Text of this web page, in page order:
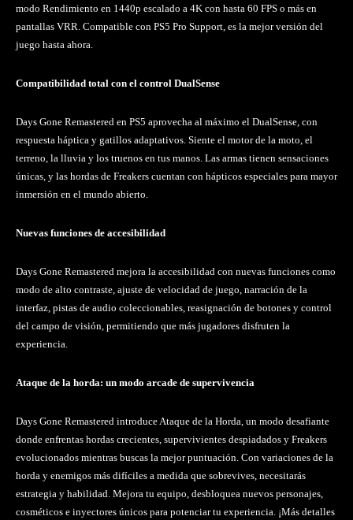
modo Rendimiento en 1440p escalado a 4K con hasta 60 FPS o más en
pantallas VRR. Compatible con PS5 Pro Support, es la mejor versión del
juego hasta ahora.
Compatibilidad total con el control DualSense
Days Gone Remastered en PS5 aprovecha al máximo el DualSense, con
respuesta háptica y gatillos adaptativos. Siente el motor de la moto, el
terreno, la lluvia y los truenos en tus manos. Las armas tienen sensaciones
únicas, y las hordas de Freakers cuentan con hápticos especiales para mayor
inmersión en el mundo abierto.
Nuevas funciones de accesibilidad
Days Gone Remastered mejora la accesibilidad con nuevas funciones como
modo de alto contraste, ajuste de velocidad de juego, narración de la
interfaz, pistas de audio coleccionables, reasignación de botones y control
del campo de visión, permitiendo que más jugadores disfruten la
experiencia.
Ataque de la horda: un modo arcade de supervivencia
Days Gone Remastered introduce Ataque de la Horda, un modo desafiante
donde enfrentas hordas crecientes, supervivientes despiadados y Freakers
evolucionados mientras buscas la mejor puntuación. Con variaciones de la
horda y enemigos más difíciles a medida que sobrevives, necesitarás
estrategia y habilidad. Mejora tu equipo, desbloquea nuevos personajes,
cosméticos e inyectores únicos para potenciar tu experiencia. ¡Más detalles